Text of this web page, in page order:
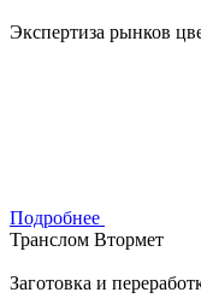
Экспертиза рынков
Подробнее
Транслом Втормет
Заготовка и